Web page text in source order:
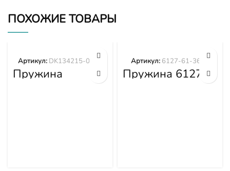
ПОХОЖИЕ ТОВАРЫ
Пружина
DK134215-0400
Артикул: DK134215-0400
Пружина 6127-
61-3632
Артикул: 6127-61-3632